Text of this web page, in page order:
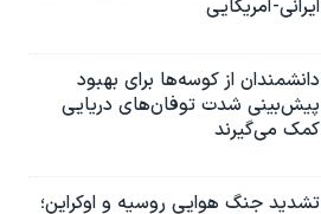
ایرانی-آمریکایی
دانشمندان از کوسه‌ها برای بهبود
پیش‌بینی شدت توفان‌های دریایی
کمک می‌گیرند
تشدید جنگ هوایی روسیه و اوکراین؛